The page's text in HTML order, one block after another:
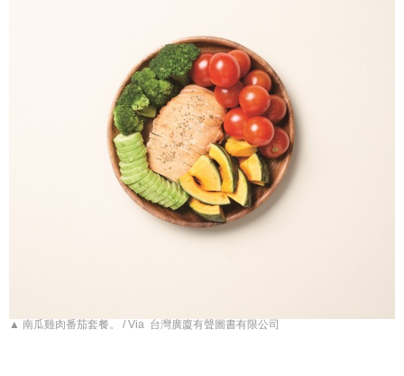
▲ 南瓜雞肉番茄套餐。 / Via 台灣廣廈有聲圖書有限公司